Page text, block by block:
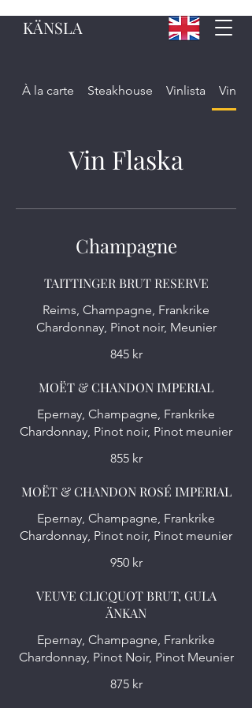
KÄNSLA
À la carte Steakhouse Vinlista Vin
Vin Flaska
Champagne
TAITTINGER BRUT RESERVE
Reims, Champagne, Frankrike
Chardonnay, Pinot noir, Meunier
845 kr
MOËT & CHANDON IMPERIAL
Epernay, Champagne, Frankrike
Chardonnay, Pinot noir, Pinot meunier
855 kr
MOËT & CHANDON ROSÉ IMPERIAL
Epernay, Champagne, Frankrike
Chardonnay, Pinot noir, Pinot meunier
950 kr
VEUVE CLICQUOT BRUT, GULA
ÄNKAN
Epernay, Champagne, Frankrike
Chardonnay, Pinot Noir, Pinot Meunier
875 kr